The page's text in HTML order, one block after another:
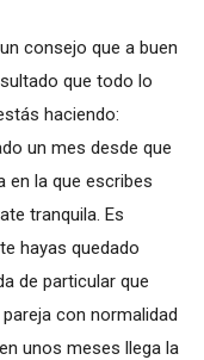
consejo que a buen
que todo lo
haciendo:
un mes desde que
en la que escribes
tranquila. Es
hayas quedado
de particular que
con normalidad
unos meses llega la